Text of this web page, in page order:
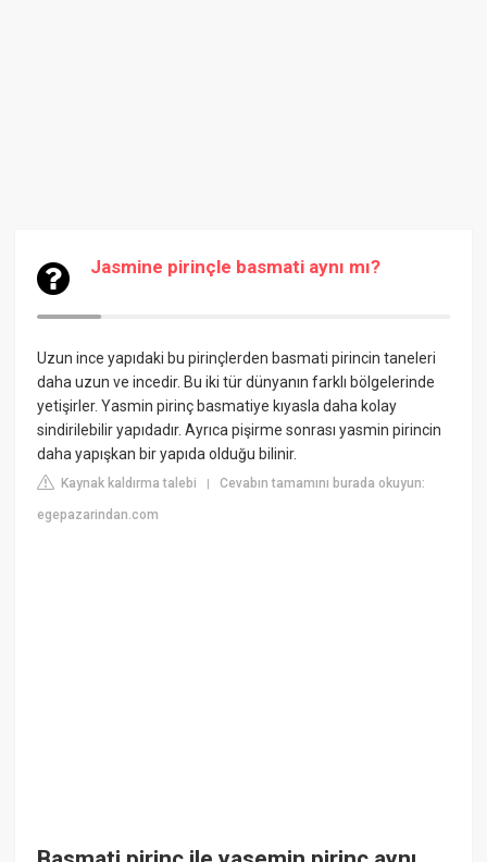
Jasmine pirinçle basmati aynı mı?
Uzun ince yapıdaki bu pirinçlerden basmati pirincin taneleri
daha uzun ve incedir. Bu iki tür dünyanın farklı bölgelerinde
yetişirler. Yasmin pirinç basmatiye kıyasla daha kolay
sindirilebilir yapıdadır. Ayrıca pişirme sonrası yasmin pirincin
daha yapışkan bir yapıda olduğu bilinir.
Kaynak kaldırma talebi |Cevabın tamamını burada okuyun:
egepazarindan.com